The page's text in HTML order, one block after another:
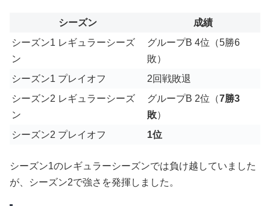
シーズン
成績
シーズン1 レギュラーシーズ
ン
グループB 4位（5勝6
敗）
シーズン1 プレイオフ
2回戦敗退
シーズン2 レギュラーシーズ
ン
グループB 2位（7勝3
敗）
シーズン2 プレイオフ
1位
シーズン1のレギュラーシーズンでは負け越していました
が、シーズン2で強さを発揮しました。